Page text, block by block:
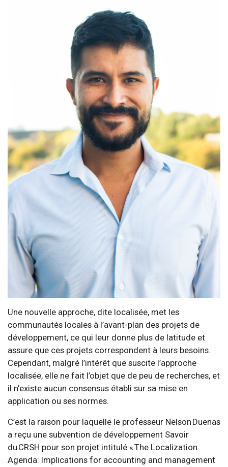
Une nouvelle approche, dite localisée, met les
communautés locales à l’avant-plan des projets de
développement, ce qui leur donne plus de latitude et
assure que ces projets correspondent à leurs besoins.
Cependant, malgré l’intérêt que suscite l’approche
localisée, elle ne fait l’objet que de peu de recherches, et
il n’existe aucun consensus établi sur sa mise en
application ou ses normes.
C’est la raison pour laquelle le professeur Nelson Duenas
a reçu une subvention de développement Savoir
du CRSH pour son projet intitulé « The Localization
Agenda: Implications for accounting and management